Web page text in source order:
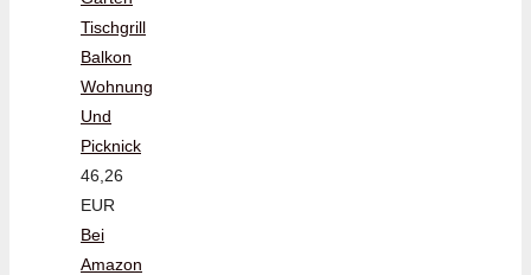
Tischgrill
Balkon
Wohnung
Und
Picknick
46,26
EUR
Bei
Amazon